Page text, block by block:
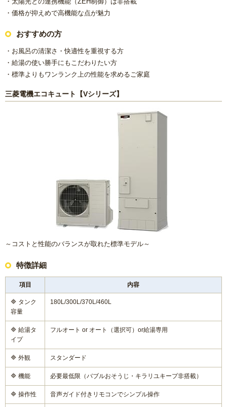
・価格が抑えめで高機能な点が魅力
おすすめの方
・お風呂の清潔さ・快適性を重視する方
・給湯の使い勝手にもこだわりたい方
・標準よりもワンランク上の性能を求めるご家庭
三菱電機エコキュート【Vシリーズ】
～コストと性能のバランスが取れた標準モデル～
特徴詳細
項目 内容
🔷 タンク
容量
180L/300L/370L/460L
🔷 給湯タ
イプ
フルオート or オート（選択可）or給湯専用
🔷 外観 スタンダード
🔷 機能 必要最低限（バブルおそうじ・キラリユキープ非搭載）
🔷 操作性 音声ガイド付きリモコンでシンプル操作